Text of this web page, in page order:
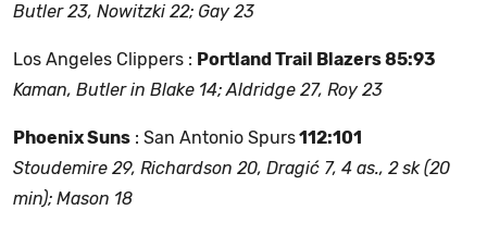
Butler 23, Nowitzki 22; Gay 23
Los Angeles Clippers : Portland Trail Blazers 85:93
Kaman, Butler in Blake 14; Aldridge 27, Roy 23
Phoenix Suns : San Antonio Spurs112:101
Stoudemire 29, Richardson 20, Dragić 7, 4 as., 2 sk (20
min); Mason 18